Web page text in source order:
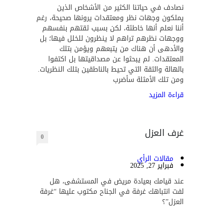
نصادف في حياتنا الكثير من الأشخاص الذين
يملكون وجهات نظر ومعتقدات يرونها صحيحة، رغم
أننا نعلم أنها خاطئة، لكن بسبب ثقتهم بنفسهم
ووجهات نظرهم تراهم لا ينظرون للخلل فيها؛ بل
والأدهى أن هناك من يتبعهم ويؤمن بتلك
المعتقدات. لم يبحثوا عن مصداقيتها بل اكتفوا
بالهالة والثقة التي تحيط بالناطقين بتلك النظريات.
ومن تلك الأمثلة سأضرب
قراءة المزيد
غرف العزل 0
مقالات الرأي
فبراير 27, 2025
عند قيامك بعيادة مريض في المستشفى، هل
لفت انتباهك غرفة في الجناح مكتوب عليها “غرفة
العزل”؟